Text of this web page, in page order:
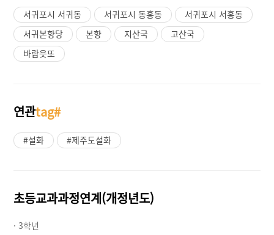
서귀포시 서귀동 서귀포시 동홍동
서귀포시 서홍동
서귀본향당
본향 지산국
고산국
바람읏또
연관tag#
#설화 #제주도설화
초등교과과정연계(개정년도)
· 3학년